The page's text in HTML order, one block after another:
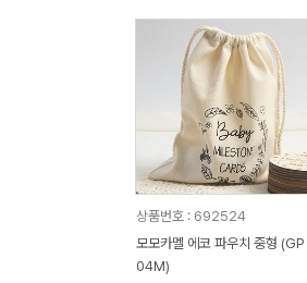
상품번호 : 692524
모모카멜 에코 파우치 중형 (GP
04M)